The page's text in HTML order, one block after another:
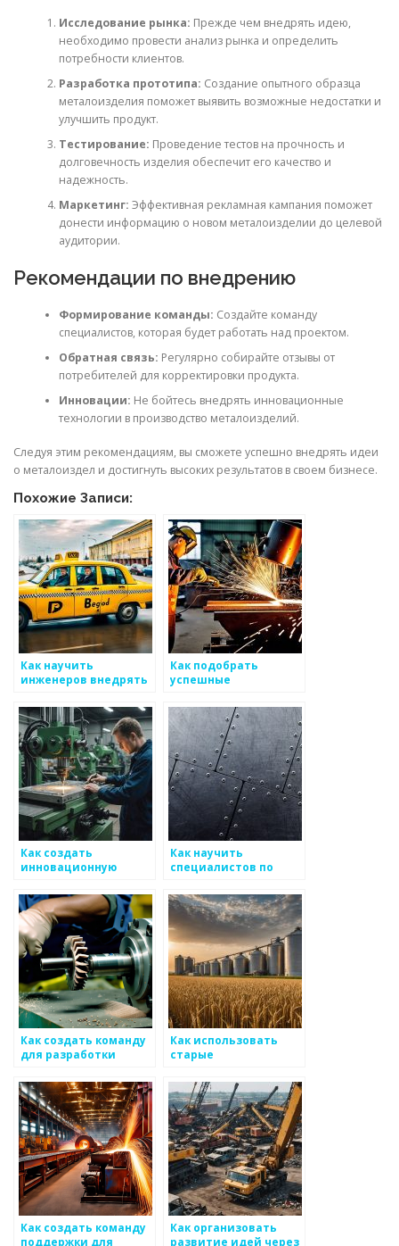
Исследование рынка: Прежде чем внедрять идею,
необходимо провести анализ рынка и определить
потребности клиентов.
Разработка прототипа: Создание опытного образца
металоизделия поможет выявить возможные недостатки и
улучшить продукт.
Тестирование: Проведение тестов на прочность и
долговечность изделия обеспечит его качество и
надежность.
Маркетинг: Эффективная рекламная кампания поможет
донести информацию о новом металоизделии до целевой
аудитории.
Рекомендации по внедрению
Формирование команды: Создайте команду
специалистов, которая будет работать над проектом.
Обратная связь: Регулярно собирайте отзывы от
потребителей для корректировки продукта.
Инновации: Не бойтесь внедрять инновационные
технологии в производство металоизделий.
Следуя этим рекомендациям, вы сможете успешно внедрять идеи
о металоиздел и достигнуть высоких результатов в своем бизнесе.
Похожие Записи:
Как научить
инженеров внедрять
производстве
металоизделий
Как подобрать
успешные
формирования
отдела производства
металоизделий
Как создать
инновационную
металлоизделий
Как научить
специалистов по
работать с новыми
технологиями
Как создать команду
для разработки
улучшения
металоизделий
Как использовать
старые
идеи для вторичного
использования
Как создать команду
поддержки для
Как организовать
развитие идей через